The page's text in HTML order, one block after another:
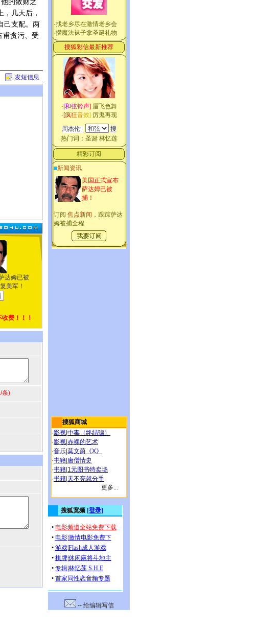
几天后，
己支配。两
甫贪污、受
发短信息
达姆已被
美军！
收费！！！
条)
·找老乡尽在激情老乡会
·攒魔法袜子拿圣诞礼物
搜狐彩信最新推荐
·[和弦铃声] 眉飞色舞
·[疯狂音效] 厉鬼再现
热门词： 圣诞 林忆莲
精彩订阅
新闻资讯
美国正式宣布
萨达姆已被
捕！
订阅 焦点新闻 ，跟踪萨达
姆被捕全程
搜狐商城
·影视 中毒（终结骗）
·影视 赤裸的艺术
·音乐 莫文蔚《X》
·书籍 唐僧情史
·书籍 1元图书特卖场
·书籍 天不亮就分手
更多...
-- 给编辑写信